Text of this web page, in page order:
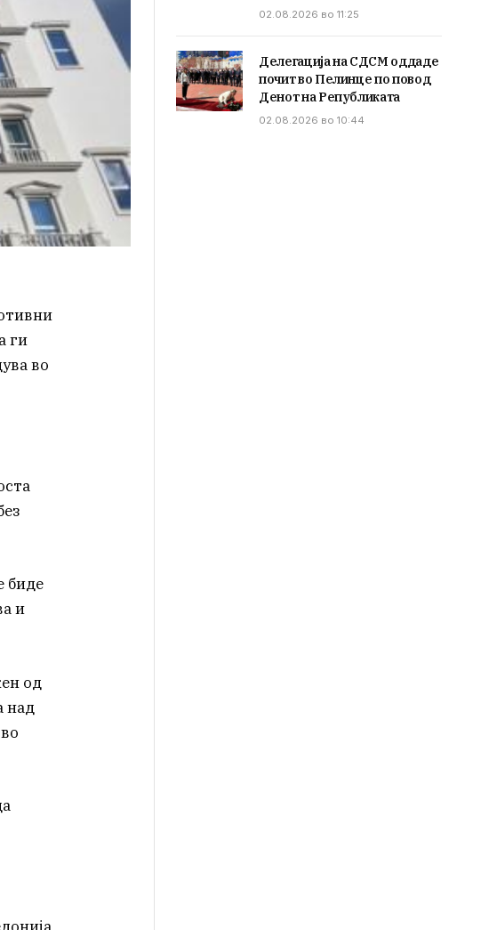
ги
во
биде
и
од
над
02.08.2026 во 11:25
Делегација на СДСМ оддаде
почит во Пелинце по повод
Денот на Републиката
02.08.2026 во 10:44